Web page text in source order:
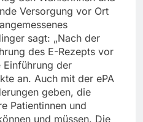
Versorgung vor Ort
sagt: „Nach der
des E-Rezepts vor
Einführung der
an. Auch mit der ePA
geben, die
Patientinnen und
und müssen. Die